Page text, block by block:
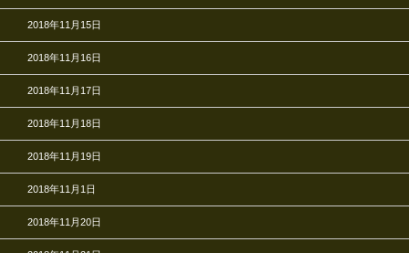
2018年11月15日
2018年11月16日
2018年11月17日
2018年11月18日
2018年11月19日
2018年11月1日
2018年11月20日